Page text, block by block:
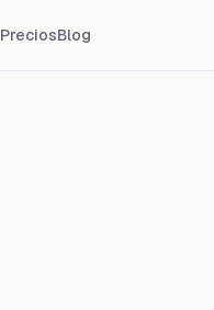
PreciosBlog